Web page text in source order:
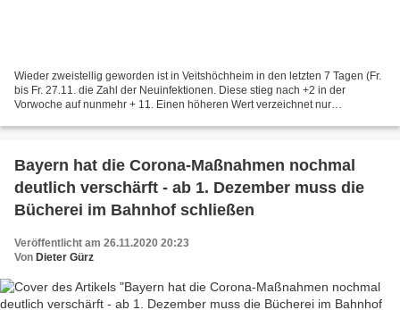
Wieder zweistellig geworden ist in Veitshöchheim in den letzten 7 Tagen (Fr.
bis Fr. 27.11. die Zahl der Neuinfektionen. Diese stieg nach +2 in der
Vorwoche auf nunmehr + 11. Einen höheren Wert verzeichnet nur
Bayern hat die Corona-Maßnahmen nochmal
deutlich verschärft - ab 1. Dezember muss die
Bücherei im Bahnhof schließen
Veröffentlicht am 26.11.2020 20:23
Von Dieter Gürz